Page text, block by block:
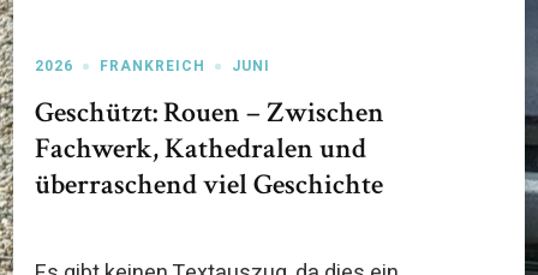
2026 FRANKREICH JUNI
Geschützt: Rouen – Zwischen
Fachwerk, Kathedralen und
überraschend viel Geschichte